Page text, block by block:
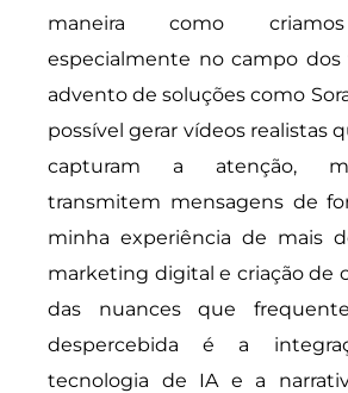
maneira como
especialmente no campo dos
advento de soluções como
possível gerar vídeos realistas
capturam a atenção,
transmitem mensagens de
minha experiência de mais
marketing digital e criação de
das nuances que
despercebida é a
tecnologia de IA e a